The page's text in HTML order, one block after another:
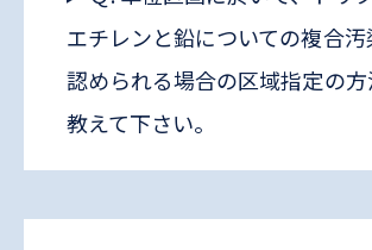
エチレンと鉛についての複合汚
認められる場合の区域指定の方
教えて下さい。